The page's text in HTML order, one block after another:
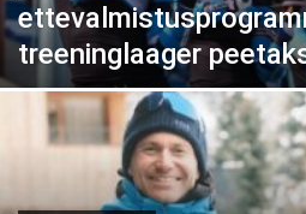
treeninglaager